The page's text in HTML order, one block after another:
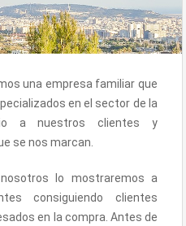
una empresa familiar que
en el sector de la
a nuestros clientes y
se nos marcan.
lo mostraremos a
consiguiendo clientes
en la compra. Antes de